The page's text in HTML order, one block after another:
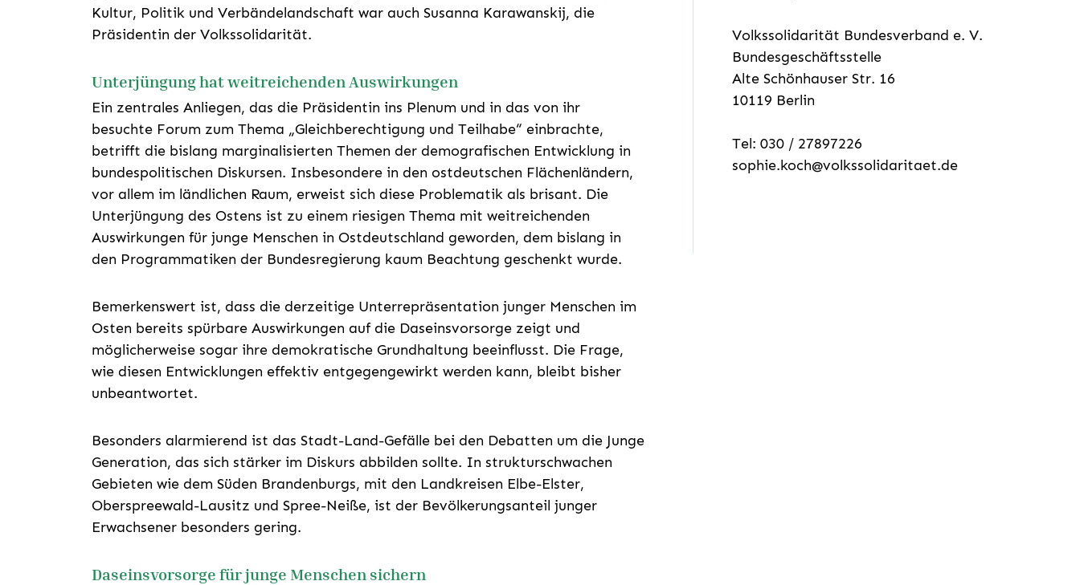
Kultur, Politik und Verbändelandschaft war auch Susanna Karawanskij, die
Präsidentin der Volkssolidarität.
Unterjüngung hat weitreichenden Auswirkungen
Ein zentrales Anliegen, das die Präsidentin ins Plenum und in das von ihr
besuchte Forum zum Thema „Gleichberechtigung und Teilhabe“ einbrachte,
betrifft die bislang marginalisierten Themen der demografischen Entwicklung in
bundespolitischen Diskursen. Insbesondere in den ostdeutschen Flächenländern,
vor allem im ländlichen Raum, erweist sich diese Problematik als brisant. Die
Unterjüngung des Ostens ist zu einem riesigen Thema mit weitreichenden
Auswirkungen für junge Menschen in Ostdeutschland geworden, dem bislang in
den Programmatiken der Bundesregierung kaum Beachtung geschenkt wurde.
Bemerkenswert ist, dass die derzeitige Unterrepräsentation junger Menschen im
Osten bereits spürbare Auswirkungen auf die Daseinsvorsorge zeigt und
möglicherweise sogar ihre demokratische Grundhaltung beeinflusst. Die Frage,
wie diesen Entwicklungen effektiv entgegengewirkt werden kann, bleibt bisher
unbeantwortet.
Besonders alarmierend ist das Stadt-Land-Gefälle bei den Debatten um die Junge
Generation, das sich stärker im Diskurs abbilden sollte. In strukturschwachen
Gebieten wie dem Süden Brandenburgs, mit den Landkreisen Elbe-Elster,
Oberspreewald-Lausitz und Spree-Neiße, ist der Bevölkerungsanteil junger
Erwachsener besonders gering.
Daseinsvorsorge für junge Menschen sichern
Volkssolidarität Bundesverband e. V.
Bundesgeschäftsstelle
Alte Schönhauser Str. 16
10119 Berlin
Tel: 030 / 27897226
sophie.koch@volkssolidaritaet.de